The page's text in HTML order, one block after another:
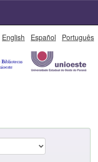
English Español Português